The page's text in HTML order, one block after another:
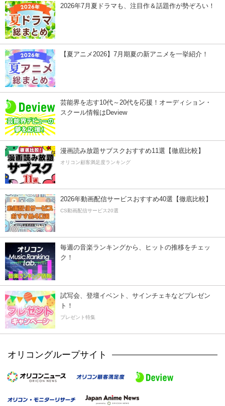
2026年7月夏ドラマも、注目作＆話題作が勢ぞろい！
【夏アニメ2026】7月期夏の新アニメを一挙紹介！
芸能界を志す10代～20代を応援！オーディション・
スクール情報はDeview
漫画読み放題サブスクおすすめ11選【徹底比較】
オリコン顧客満足度ランキング
2026年動画配信サービスおすすめ40選【徹底比較】
CS動画配信サービス20選
毎週の音楽ランキングから、ヒットの推移をチェッ
ク！
試写会、登壇イベント、サインチェキなどプレゼン
ト！
プレゼント特集
オリコングループサイト